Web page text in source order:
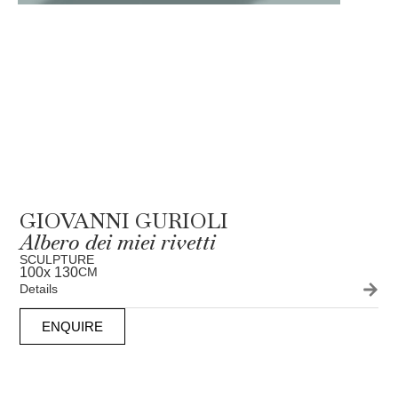
GIOVANNI GURIOLI
Albero dei miei rivetti
SCULPTURE
100x 130CM
Details
ENQUIRE